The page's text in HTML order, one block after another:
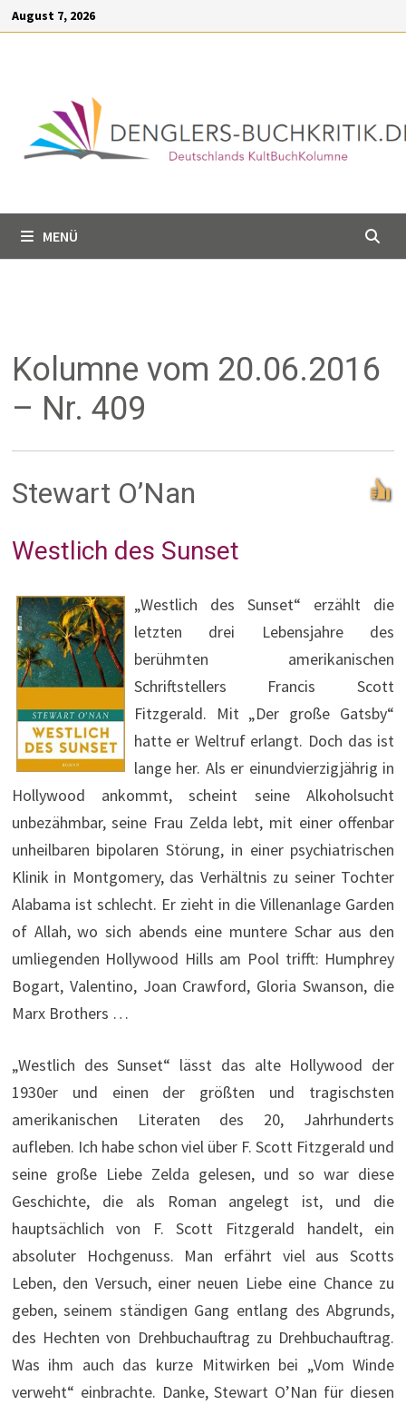
springen
August 7, 2026
MENÜ
Kolumne vom 20.06.2016
– Nr. 409
Stewart O’Nan
Westlich des Sunset
„Westlich des Sunset“ erzählt die
letzten drei Lebensjahre des
berühmten amerikanischen
Schriftstellers Francis Scott
Fitzgerald. Mit „Der große Gatsby“
hatte er Weltruf erlangt. Doch das ist
lange her. Als er einundvierzigjährig in
Hollywood ankommt, scheint seine Alkoholsucht
unbezähmbar, seine Frau Zelda lebt, mit einer offenbar
unheilbaren bipolaren Störung, in einer psychiatrischen
Klinik in Montgomery, das Verhältnis zu seiner Tochter
Alabama ist schlecht. Er zieht in die Villenanlage Garden
of Allah, wo sich abends eine muntere Schar aus den
umliegenden Hollywood Hills am Pool trifft: Humphrey
Bogart, Valentino, Joan Crawford, Gloria Swanson, die
Marx Brothers …
„Westlich des Sunset“ lässt das alte Hollywood der
1930er und einen der größten und tragischsten
amerikanischen Literaten des 20, Jahrhunderts
aufleben. Ich habe schon viel über F. Scott Fitzgerald und
seine große Liebe Zelda gelesen, und so war diese
Geschichte, die als Roman angelegt ist, und die
hauptsächlich von F. Scott Fitzgerald handelt, ein
absoluter Hochgenuss. Man erfährt viel aus Scotts
Leben, den Versuch, einer neuen Liebe eine Chance zu
geben, seinem ständigen Gang entlang des Abgrunds,
des Hechten von Drehbuchauftrag zu Drehbuchauftrag.
Was ihm auch das kurze Mitwirken bei „Vom Winde
verweht“ einbrachte. Danke, Stewart O’Nan für diesen